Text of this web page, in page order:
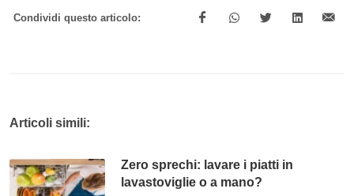
Condividi questo articolo:
Articoli simili:
Zero sprechi: lavare i piatti in
lavastoviglie o a mano?